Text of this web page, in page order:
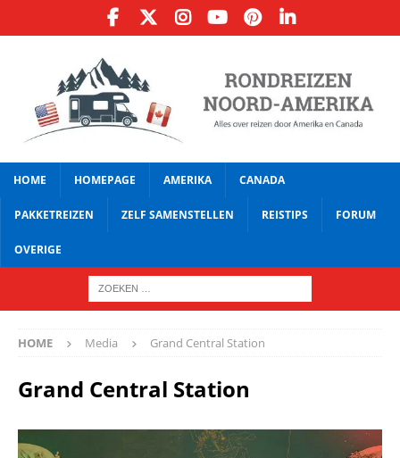
HOME HOMEPAGE AMERIKA CANADA
PAKKETREIZEN ZELF SAMENSTELLEN REISTIPS FORUM
OVERIGE
HOME Media Grand Central Station
Grand Central Station